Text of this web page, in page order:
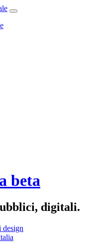
beta
digitali.
design